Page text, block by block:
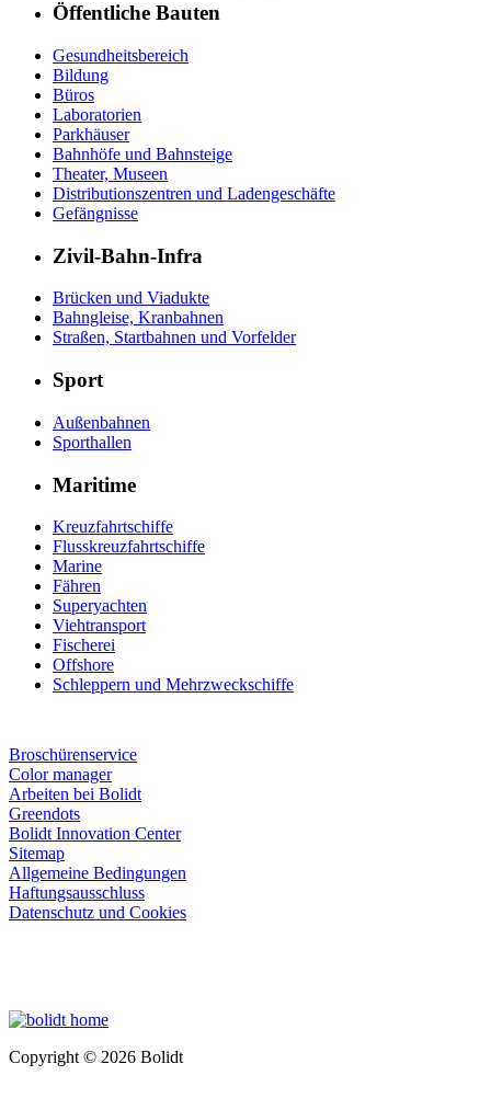
Öffentliche Bauten
Gesundheitsbereich
Bildung
Büros
Laboratorien
Parkhäuser
Bahnhöfe und Bahnsteige
Theater, Museen
Distributionszentren und Ladengeschäfte
Gefängnisse
Zivil-Bahn-Infra
Brücken und Viadukte
Bahngleise, Kranbahnen
Straßen, Startbahnen und Vorfelder
Sport
Außenbahnen
Sporthallen
Maritime
Kreuzfahrtschiffe
Flusskreuzfahrtschiffe
Marine
Fähren
Superyachten
Viehtransport
Fischerei
Offshore
Schleppern und Mehrzweckschiffe
Broschürenservice
Color manager
Arbeiten bei Bolidt
Greendots
Bolidt Innovation Center
Sitemap
Allgemeine Bedingungen
Haftungsausschluss
Datenschutz und Cookies
Copyright © 2026 Bolidt